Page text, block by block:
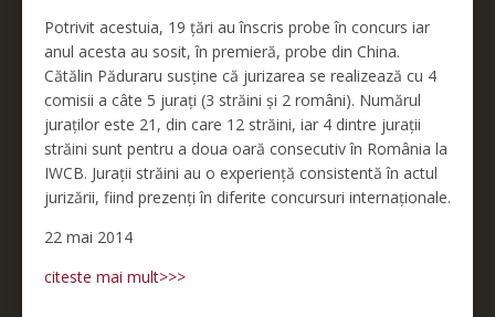
Potrivit acestuia, 19 țări au înscris probe în concurs iar
anul acesta au sosit, în premieră, probe din China.
Cătălin Păduraru susține că jurizarea se realizează cu 4
comisii a câte 5 jurați (3 străini și 2 români). Numărul
juraților este 21, din care 12 străini, iar 4 dintre jurații
străini sunt pentru a doua oară consecutiv în România la
IWCB. Jurații străini au o experiență consistentă în actul
jurizării, fiind prezenți în diferite concursuri internaționale.
22 mai 2014
citeste mai mult>>>